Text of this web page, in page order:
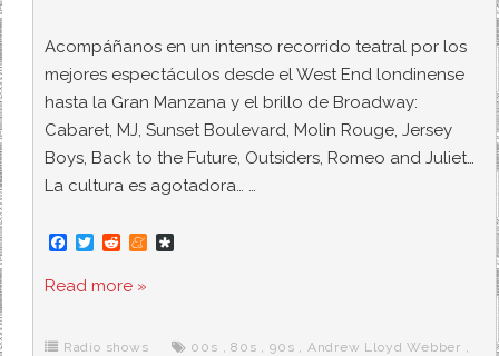
Acompáñanos en un intenso recorrido teatral por los
mejores espectáculos desde el West End londinense
hasta la Gran Manzana y el brillo de Broadway:
Cabaret, MJ, Sunset Boulevard, Molin Rouge, Jersey
Boys, Back to the Future, Outsiders, Romeo and Juliet…
La cultura es agotadora… …
F
c
e
o
T
i
t
r
R
d
d
M
e
r
Read more »
Radio shows 00s ,80s , 90s , Andrew Lloyd Webber ,